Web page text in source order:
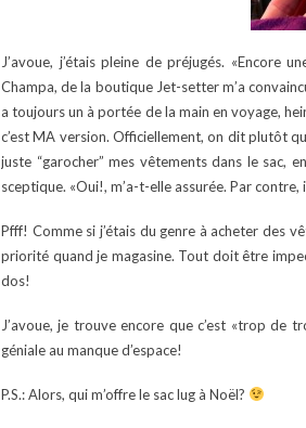
J’avoue, j’étais pleine de préjugés. «Encore
Champa, de la boutique Jet-setter m’a
a toujours un à portée de la main en voyage,
c’est MA version. Officiellement, on dit plutôt
juste “garocher” mes vêtements dans le sac,
sceptique. «Oui!, m’a-t-elle assurée. Par contre,
Pfff! Comme si j’étais du genre à acheter des
priorité quand je magasine. Tout doit être
dos!
J’avoue, je trouve encore que c’est «trop de
géniale au manque d’espace!
P.S.: Alors, qui m’offre le sac lug à Noël?